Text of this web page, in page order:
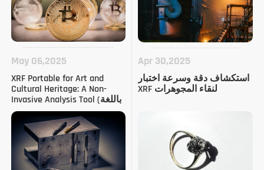
May 06,2025
XRF Portable for Art and
Cultural Heritage: A Non-
Invasive Analysis Tool (باللغة
الإنجليزية)
Apr 30,2025
استكشاف دقة وسرعة اختبار
XRF لنقاء المجوهرات